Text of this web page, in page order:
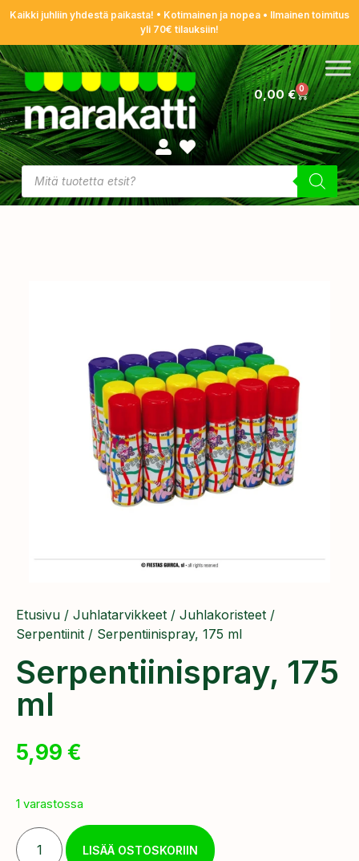
Kaikki juhliin yhdestä paikasta! • Kotimainen ja nopea • Ilmainen toimitus
yli 70€ tilauksiin!
0,00€ 0
Etusivu / Juhlatarvikkeet / Juhlakoristeet /
Serpentiinit / Serpentiinispray, 175 ml
Serpentiinispray, 175
ml
5,99 €
1 varastossa
LISÄÄ OSTOSKORIIN